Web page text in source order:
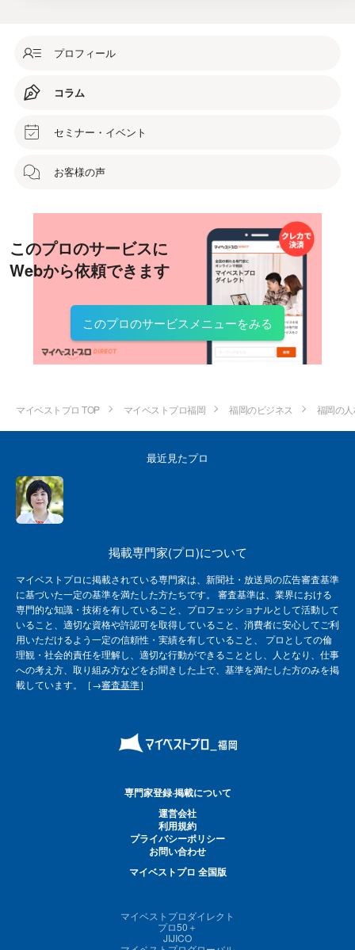
プロフィール
コラム
セミナー・イベント
お客様の声
このプロのサービスに
Webから依頼できます
このプロのサービスメニューをみる
マイベストプロ TOP マイベストプロ福岡 福岡のビジネス 福岡の
最近見たプロ
掲載専門家(プロ)について
マイベストプロに掲載されている専門家は、新聞社・放送局の広告審査基準
に基づいた一定の基準を満たした方たちです。 審査基準は、業界における
専門的な知識・技術を有していること、プロフェッショナルとして活動して
いること、適切な資格や許認可を取得していること、消費者に安心してご利
用いただけるよう一定の信頼性・実績を有していること、 プロとしての倫
理観・社会的責任を理解し、適切な行動ができることとし、人となり、仕事
への考え方、取り組み方などをお聞きした上で、基準を満たした方のみを掲
載しています。［→審査基準］
専門家登録·掲載について
運営会社
利用規約
プライバシーポリシー
お問い合わせ
マイベストプロ 全国版
マイベストプロダイレクト
プロ50＋
JIJICO